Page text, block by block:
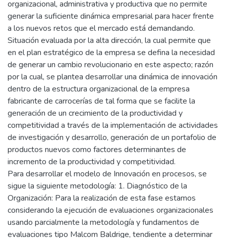
organizacional, administrativa y productiva que no permite
generar la suficiente dinámica empresarial para hacer frente
a los nuevos retos que el mercado está demandando.
Situación evaluada por la alta dirección, la cual permite que
en el plan estratégico de la empresa se defina la necesidad
de generar un cambio revolucionario en este aspecto; razón
por la cual, se plantea desarrollar una dinámica de innovación
dentro de la estructura organizacional de la empresa
fabricante de carrocerías de tal forma que se facilite la
generación de un crecimiento de la productividad y
competitividad a través de la implementación de actividades
de investigación y desarrollo, generación de un portafolio de
productos nuevos como factores determinantes de
incremento de la productividad y competitividad.
Para desarrollar el modelo de Innovación en procesos, se
sigue la siguiente metodología: 1. Diagnóstico de la
Organización: Para la realización de esta fase estamos
considerando la ejecución de evaluaciones organizacionales
usando parcialmente la metodología y fundamentos de
evaluaciones tipo Malcom Baldrige, tendiente a determinar